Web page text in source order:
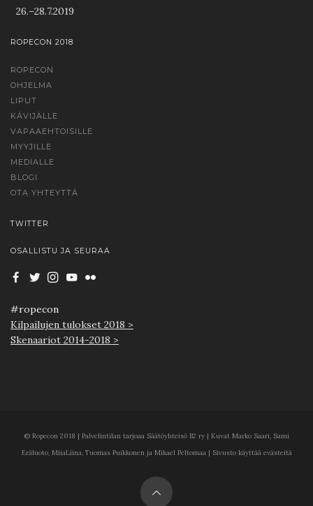
26.–28.7.2019
ROPECON 2018
ROPECON
OHJELMA
LIPUT
KÄVIJÄLLE
VAPAAEHTOISILLE
MYYJILLE
MEDIALLE
BLOGI
OTA YHTEYTTÄ
TWITTER
OSALLISTU JA SEURAA
#ropecon
Kilpailujen tulokset 2018 >
Skenaariot 2014-2018 >
© Ropecon 2018 | Palvelintilan tarjoaa Säätöyhteisö B2 ry | Kuvat Marko Saari, Sami
Eräluoto, MiiaLiina, Tuomas Puikkonen ja Mikael Peltomaa | Sivusto käyttää evästeitä